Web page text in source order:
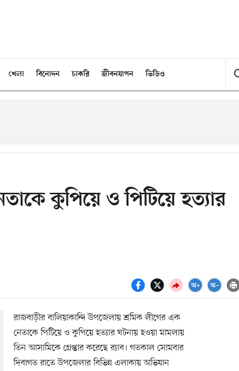
খেলা বিনোদন চাকরি জীবনযাপন ভিডিও
কুপিয়ে ও পিটিয়ে হত্যার
রাজবাড়ীর বালিয়াকান্দি উপজেলায় শ্রমিক লীগের এক
নেতাকে পিটিয়ে ও কুপিয়ে হত্যার ঘটনায় হওয়া মামলায়
তিন আসামিকে গ্রেপ্তার করেছে র‍্যাব। গতকাল সোমবার
দিবাগত রাতে উপজেলার বিভিন্ন এলাকায় অভিযান